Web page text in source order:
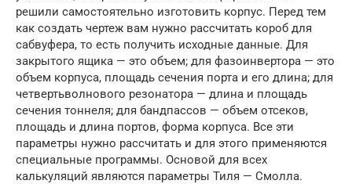
решили самостоятельно изготовить корпус. Перед тем
как создать чертеж вам нужно рассчитать короб для
сабвуфера, то есть получить исходные данные. Для
закрытого ящика — это объем; для фазоинвертора — это
объем корпуса, площадь сечения порта и его длина; для
четвертьволнового резонатора — длина и площадь
сечения тоннеля; для бандпассов — объем отсеков,
площадь и длина портов, форма корпуса. Все эти
параметры нужно рассчитать и для этого применяются
специальные программы. Основой для всех
калькуляций являются параметры Тиля — Смолла.